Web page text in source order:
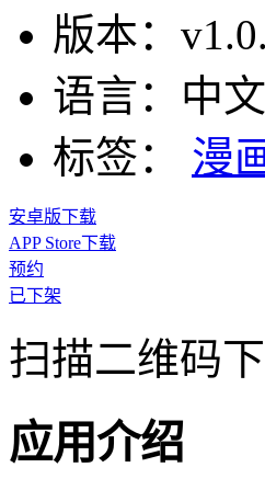
版本：
语言： 中文
标签：
漫
安卓版下载
APP Store下载
预约
已下架
扫描二维码
应用介绍